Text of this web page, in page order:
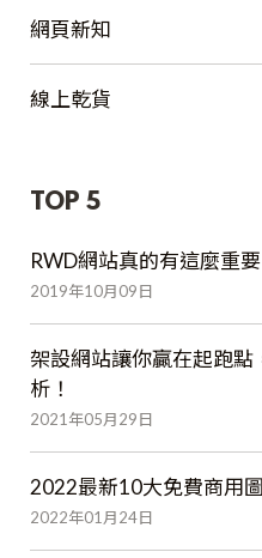
網頁新知
線上乾貨
TOP 5
RWD網站真的有這麼重要
2019年10月09日
架設網站讓你贏在起跑
析！
2021年05月29日
2022最新10大免費商用
2022年01月24日